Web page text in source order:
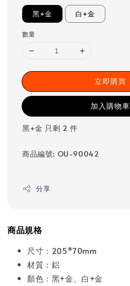
黑+金 白+金
數量
立即購買
加入購物車
黑+金 只剩 2 件
商品編號: OU-90042
分享
商品規格
尺寸：205*70mm
材質：鋁
顏色：黑+金、白+金